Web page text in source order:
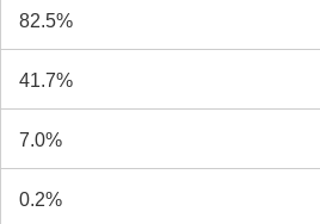
82.5%
41.7%
7.0%
0.2%